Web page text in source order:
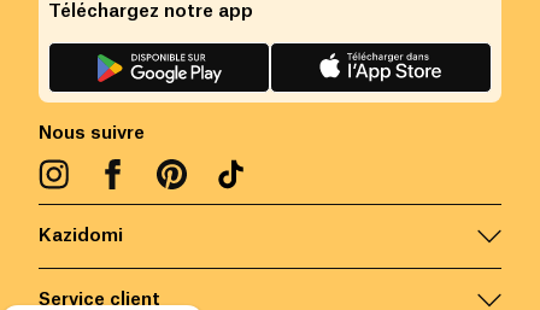
Kazidomi
Service client
Nous suivre
Téléchargez notre app